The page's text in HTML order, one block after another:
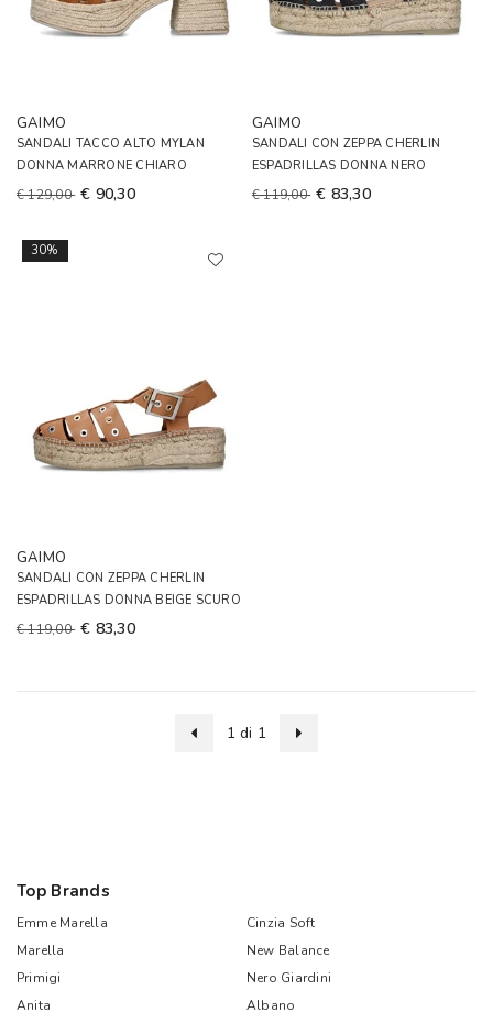
GAIMO
SANDALI TACCO ALTO MYLAN
DONNA MARRONE CHIARO
€ 129,00 € 90,30
GAIMO
SANDALI CON ZEPPA CHERLIN
ESPADRILLAS DONNA NERO
€ 119,00 € 83,30
30%
GAIMO
SANDALI CON ZEPPA CHERLIN
ESPADRILLAS DONNA BEIGE SCURO
€ 119,00 € 83,30
1 di 1
Top Brands
Emme Marella
Cinzia Soft
Marella
New Balance
Primigi
Nero Giardini
Anita
Albano